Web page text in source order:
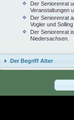
Der Seniorenrat
Veranstaltungen
Der Seniorenrat
Vogler und
Der Seniorenrat
Niedersachsen.
Der Begriff Alter